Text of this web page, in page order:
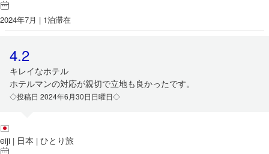
2024年7月 | 1泊滞在
4.2
キレイなホテル
ホテルマンの対応が親切で立地も良かったです。
◇投稿日 2024年6月30日日曜日◇
eiji | 日本 | ひとり旅